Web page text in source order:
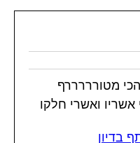
מטורררררף
ואשרי חלקו
בדיון